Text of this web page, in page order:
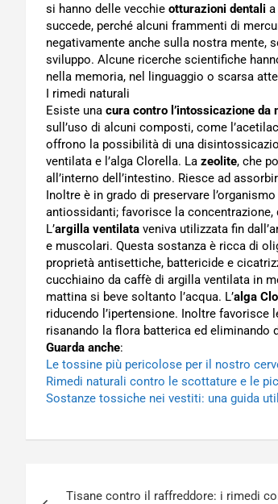
si hanno delle vecchie otturazioni dentali
succede, perché alcuni frammenti di
negativamente anche sulla nostra
sviluppo. Alcune ricerche scientifiche
nella memoria, nel linguaggio o scarsa
I rimedi naturali
Esiste una cura contro l’intossicazione da
sull’uso di alcuni composti, come
offrono la possibilità di una
ventilata e l’alga Clorella. La zeolite, che
all’interno dell’intestino. Riesce ad
Inoltre è in grado di preservare
antiossidanti; favorisce la
L’argilla ventilata veniva utilizzata fin
e muscolari. Questa sostanza è ricca di
proprietà antisettiche, battericide e
cucchiaino da caffè di argilla ventilata in
mattina si beve soltanto l’acqua. L’alga
riducendo l’ipertensione. Inoltre favorisce
risanando la flora batterica ed
Guarda anche:
Le tossine più pericolose per il nostro
Rimedi naturali contro le scottature e le
Sostanze tossiche nei vestiti: una guida
Tisane contro il raffreddore: i rimedi